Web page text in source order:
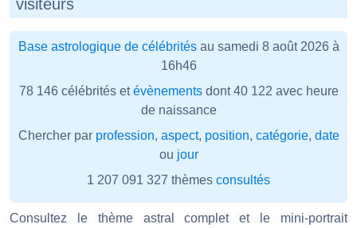
visiteurs
Base astrologique de célébritésau samedi 8 août 2026 à
16h46
78 146 célébrités etévènementsdont 40 122 avec heure
de naissance
Chercher par profession, aspect, position, catégorie, date
ou jour
1 207 091 327 thèmes consultés
Consultez le thème astral complet et le mini-portrait